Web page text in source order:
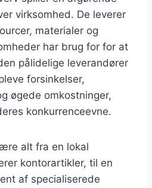
virksomhed. De leverer
materialer og
har brug for for at
pålidelige leverandører
forsinkelser,
øgede omkostninger,
konkurrenceevne.
alt fra en lokal
kontorartikler, til en
af specialiserede